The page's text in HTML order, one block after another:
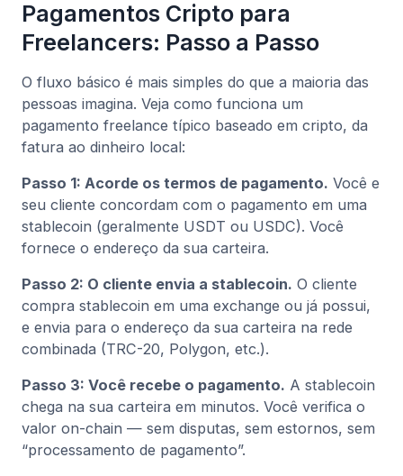
Pagamentos Cripto para
Freelancers: Passo a Passo
O fluxo básico é mais simples do que a maioria das
pessoas imagina. Veja como funciona um
pagamento freelance típico baseado em cripto, da
fatura ao dinheiro local:
Passo 1: Acorde os termos de pagamento. Você e
seu cliente concordam com o pagamento em uma
stablecoin (geralmente USDT ou USDC). Você
fornece o endereço da sua carteira.
Passo 2: O cliente envia a stablecoin. O cliente
compra stablecoin em uma exchange ou já possui,
e envia para o endereço da sua carteira na rede
combinada (TRC-20, Polygon, etc.).
Passo 3: Você recebe o pagamento. A stablecoin
chega na sua carteira em minutos. Você verifica o
valor on-chain — sem disputas, sem estornos, sem
“processamento de pagamento”.